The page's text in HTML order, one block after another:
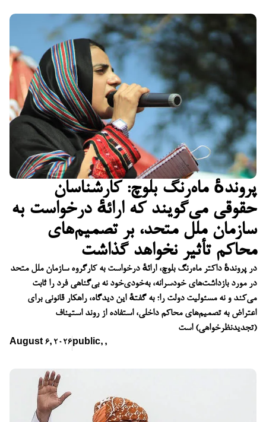
پروندهٔ ماه‌رنگ بلوچ: کارشناسان
حقوقی می‌گویند که ارائهٔ درخواست به
سازمان ملل متحد، بر تصمیم‌های
محاکم تأثیر نخواهد گذاشت
در پروندهٔ داکتر ماه‌رنگ بلوچ، ارائهٔ درخواست به کارگروه سازمان ملل متحد
در مورد بازداشت‌های خودسرانه، به‌خودی‌خود نه بی‌گناهی فرد را ثابت
می‌کند و نه مسئولیت دولت را؛ به گفتهٔ این دیدگاه، راهکار قانونی برای
اعتراض به تصمیم‌های محاکم داخلی، استفاده از روند استیناف
(تجدیدنظرخواهی) است
August 6, 2026 public, ,